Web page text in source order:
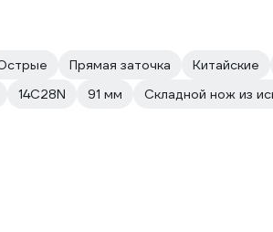
Прямая заточка Китайские
14C28N 91 мм Складной нож из